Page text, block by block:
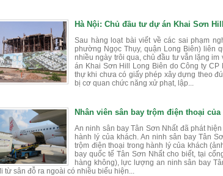
Hà Nội: Chủ đầu tư dự án Khai Sơn
Sau hàng loạt bài viết về các sai phạm
phường Ngọc Thụy, quận Long Biên) liên
nhiều ngày trôi qua, chủ đầu tư vẫn lặng
án Khai Sơn Hill Long Biên do Công ty
thự khi chưa có giấy phép xây dựng theo
bị cơ quan chức năng xử phạt, lập...
Nhân viên sân bay trộm điện thoại
An ninh sân bay Tân Sơn Nhất đã phát
hành lý của khách. An ninh sân bay Tân
trộm điện thoại trong hành lý của khách
bay quốc tế Tân Sơn Nhất cho biết, tại
hàng không), lực lượng an ninh sân bay
từ sân đỗ ra ngoài có nhiều biểu hiện...